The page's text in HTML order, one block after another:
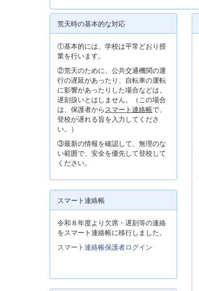
荒天時の基本的な対応
①基本的には、学校は平常どおり授
業を行います。
②荒天のために、公共交通機関の運
行の遅延があったり、自転車の運転
に影響があったりした場合などは、
遅刻扱いとはしません。（この場合
は、保護者から スマート連絡帳で、
登校が遅れる旨を入力してくださ
い。）
③最新の情報を確認して、無理のな
い範囲で、安全を優先して登校して
ください。
スマート連絡帳
令和８年度より欠席・遅刻等の連絡
をスマート連絡帳に移行しました。
スマート連絡帳保護者ログイン